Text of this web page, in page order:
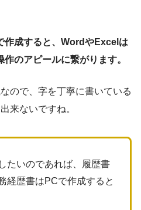
作成すると、WordやExcelは
のアピールに繋がります。
ので、字を丁寧に書いている
来ないですね。
たいのであれば、履歴書
経歴書はPCで作成すると